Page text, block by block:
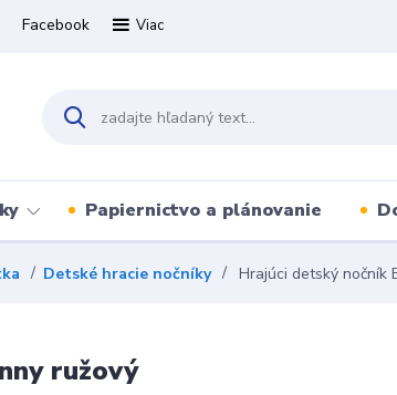
Facebook Viac
Papiernictvo a plánovanie
Detské hracie nočníky Hrajúci detský nočník
ružový